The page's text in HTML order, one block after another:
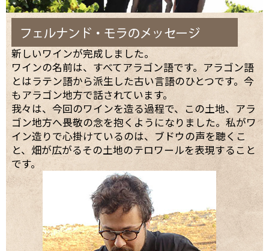
新しいワインが完成しました。
ワインの名前は、すべてアラゴン語です。アラゴン語
とはラテン語から派生した古い言語のひとつです。今
もアラゴン地方で話されています。
我々は、今回のワインを造る過程で、この土地、アラ
ゴン地方へ畏敬の念を抱くようになりました。私がワ
イン造りで心掛けているのは、ブドウの声を聴くこ
と、畑が広がるその土地のテロワールを表現すること
です。